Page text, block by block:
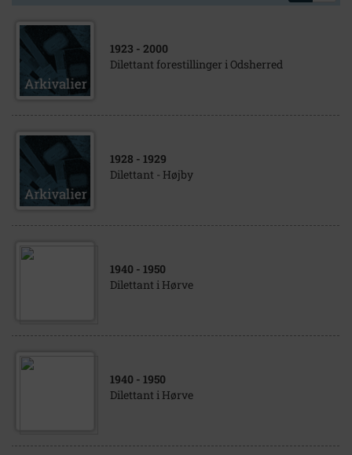
1923 - 2000
Dilettant forestillinger i Odsherred
1928 - 1929
Dilettant - Højby
1940 - 1950
Dilettant i Hørve
1940 - 1950
Dilettant i Hørve